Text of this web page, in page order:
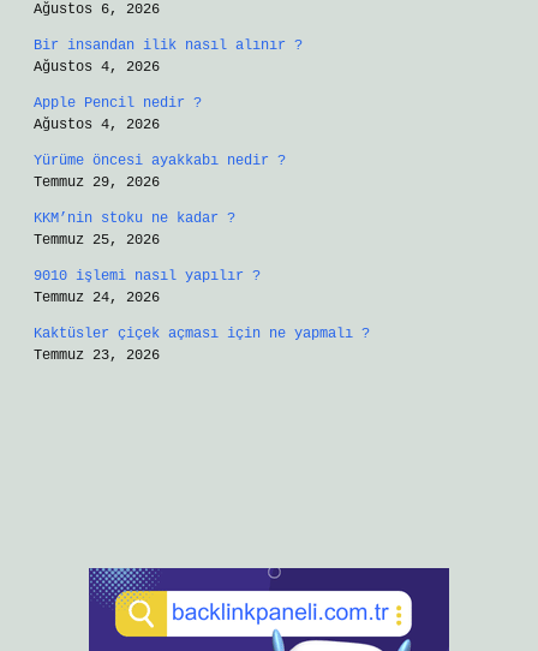
Ağustos 6, 2026
Bir insandan ilik nasıl alınır ?
Ağustos 4, 2026
Apple Pencil nedir ?
Ağustos 4, 2026
Yürüme öncesi ayakkabı nedir ?
Temmuz 29, 2026
KKM’nin stoku ne kadar ?
Temmuz 25, 2026
9010 işlemi nasıl yapılır ?
Temmuz 24, 2026
Kaktüsler çiçek açması için ne yapmalı ?
Temmuz 23, 2026